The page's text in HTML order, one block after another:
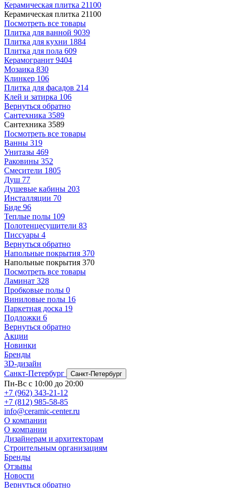
Керамическая плитка 21100
Керамическая плитка 21100
Посмотреть все товары
Плитка для ванной 9039
Плитка для кухни 1884
Плитка для пола 609
Керамогранит 9404
Мозаика 830
Клинкер 106
Плитка для фасадов 214
Клей и затирка 106
Вернуться обратно
Сантехника 3589
Сантехника 3589
Посмотреть все товары
Ванны 319
Унитазы 469
Раковины 352
Смесители 1805
Душ 77
Душевые кабины 203
Инсталляции 70
Биде 96
Теплые полы 109
Полотенцесушители 83
Писсуары 4
Вернуться обратно
Напольные покрытия 370
Напольные покрытия 370
Посмотреть все товары
Ламинат 328
Пробковые полы 0
Виниловые полы 16
Паркетная доска 19
Подложки 6
Вернуться обратно
Акции
Новинки
Бренды
3D-дизайн
Санкт-Петербург
Санкт-Петербург
Пн-Вс с 10:00 до 20:00
+7 (962) 343-21-12
+7 (812) 985-58-85
info@ceramic-center.ru
О компании
О компании
Дизайнерам и архитекторам
Строительным организациям
Бренды
Отзывы
Новости
Вернуться обратно